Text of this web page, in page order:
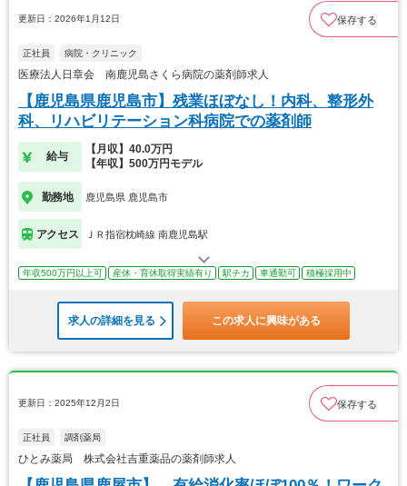
更新日：2026年1月12日 保存する
正社員 病院・クリニック
医療法人日章会 南鹿児島さくら病院の薬剤師求人
【鹿児島県鹿児島市】残業ほぼなし！内科、整形外
科、リハビリテーション科病院での薬剤師
給与
【月収】40.0万円
【年収】500万円モデル
勤務地 鹿児島県 鹿児島市
アクセス ＪＲ指宿枕崎線 南鹿児島駅
年収500万円以上可 産休・育休取得実績有り 駅チカ 車通勤可 積極採用中
求人の詳細を見る この求人に興味がある
更新日：2025年12月2日 保存する
正社員 調剤薬局
ひとみ薬局 株式会社吉重薬品の薬剤師求人